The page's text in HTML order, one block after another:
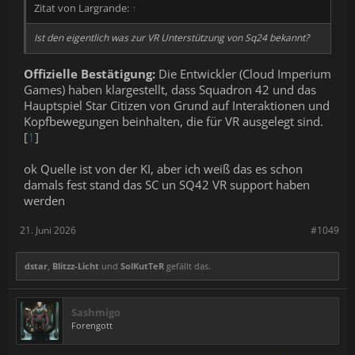
Zitat von Largrande: ↑
Ist den eigentlich was zur VR Unterstützung von Sq24 bekannt?
Offizielle Bestätigung: Die Entwickler (Cloud Imperium
Games) haben klargestellt, dass Squadron 42 und das
Hauptspiel Star Citizen von Grund auf Interaktionen und
Kopfbewegungen beinhalten, die für VR ausgelegt sind.
[1]
ok Quelle ist von der KI, aber ich weiß das es schon
damals fest stand das SC un SQ42 VR support haben
werden
#1049
21. Juni 2026
dstar Blitzz-Licht und SolKutTeR gefällt das.
Sashmigo
Forengott